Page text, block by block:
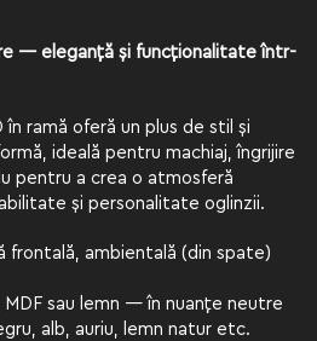
— eleganță și funcționalitate într-
în ramă oferă un plus de stil și
ideală pentru machiaj, îngrijire
pentru a crea o atmosferă
și personalitate oglinzii.
frontală, ambientală (din spate)
MDF sau lemn — în nuanțe neutre
alb, auriu, lemn natur etc.